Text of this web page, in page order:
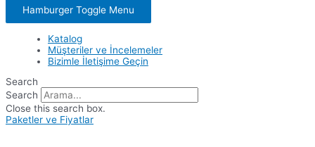
Hamburger Toggle Menu
Katalog
Müşteriler ve İncelemeler
Bizimle İletişime Geçin
Search
Search
Close this search box.
Paketler ve Fiyatlar